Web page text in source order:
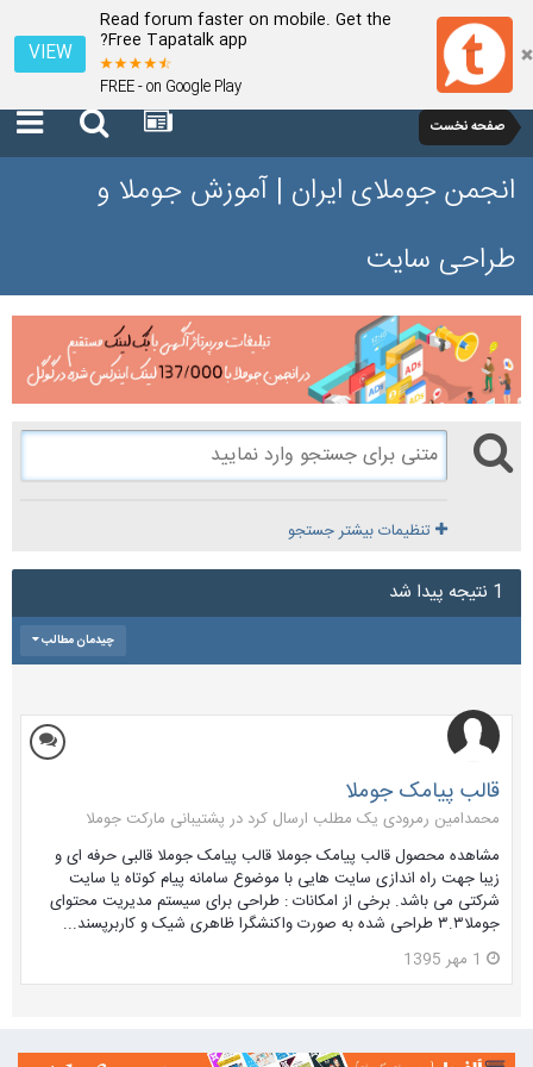
Read forum faster on mobile. Get the
Free Tapatalk app?
FREE - on Google Play
VIEW
صفحه نخست
انجمن جوملای ایران | آموزش جوملا و
طراحی سایت
تنظیمات بیشتر جستجو
1 نتیجه پیدا شد
چیدمان مطالب
قالب پیامک جوملا
محمدامین رمرودی یک مطلب ارسال کرد در پشتیبانی مارکت جوملا
مشاهده محصول قالب پیامک جوملا قالب پیامک جوملا قالبی حرفه ای و
زیبا جهت راه اندازی سایت هایی با موضوع سامانه پیام کوتاه یا سایت
شرکتی می باشد. برخی از امکانات : طراحی برای سیستم مدیریت محتوای
جوملا۳.۳ طراحی شده به صورت واکنشگرا ظاهری شیک و کاربرپسند...
1 مهر 1395